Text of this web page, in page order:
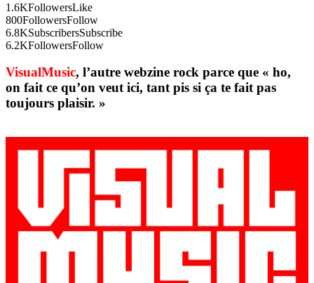
1.6KFollowersLike
800FollowersFollow
6.8KSubscribersSubscribe
6.2KFollowersFollow
VisualMusic, l’autre webzine rock parce que « ho,
on fait ce qu’on veut ici, tant pis si ça te fait pas
toujours plaisir. »